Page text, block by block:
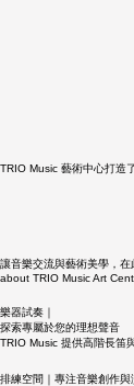
TRIO Music 藝術中心打造
讓音樂交流與藝術美學，在
about TRIO Music Art
樂器試奏｜
探索專屬於您的理想聲音
TRIO Music 提供高階長笛
排練空間｜專注音樂創作與